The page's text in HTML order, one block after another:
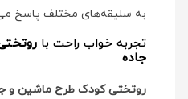
به سلیقه‌های مختلف پاسخ
تجربه خواب راحت با
جاده
روتختی کودک طرح ماشین و